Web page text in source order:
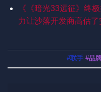
《《暗光33远征》终
力让沙落开发商高估了
#联手 #品